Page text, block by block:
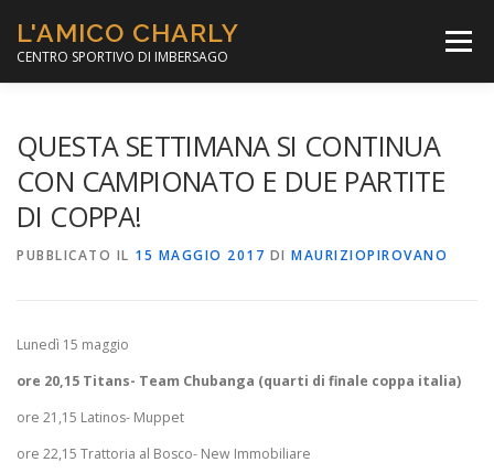
contenuto
L'AMICO CHARLY
CENTRO SPORTIVO DI IMBERSAGO
Menù
PER IL SOCIALE
QUESTA SETTIMANA SI CONTINUA
CON CAMPIONATO E DUE PARTITE
DI COPPA!
PUBBLICATO IL 15 MAGGIO 2017 DI MAURIZIOPIROVANO
Lunedì 15 maggio
ore 20,15 Titans- Team Chubanga (quarti di finale coppa italia)
ore 21,15 Latinos- Muppet
ore 22,15 Trattoria al Bosco- New Immobiliare